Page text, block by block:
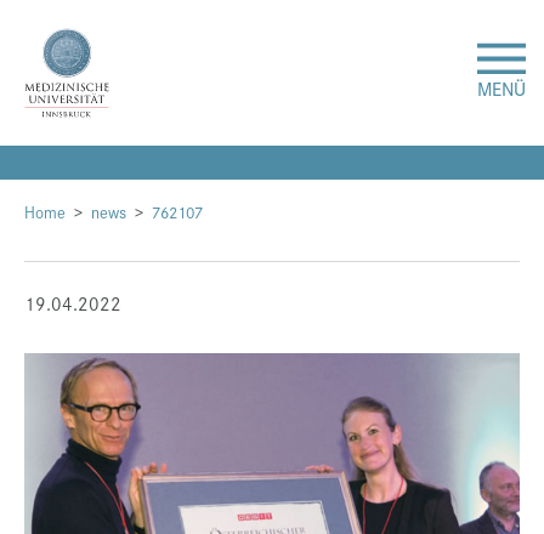
MENÜ
Forschung
Studium & Lehre
Über uns
Internationales
Home news 762107
19.04.2022